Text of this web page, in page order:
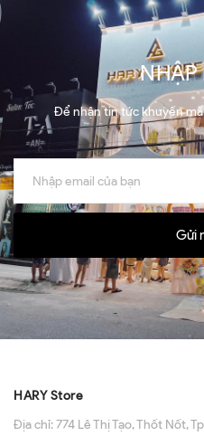
NHẬP
Để nhận tin tức khuyến
Gửi
HARY Store
Địa chỉ:774 Lê Thị Tạo, Thốt Nốt,